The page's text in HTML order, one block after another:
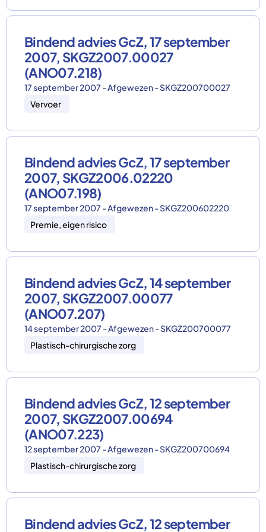
Bindend advies GcZ, 17 september
2007, SKGZ2007.00027
(ANO07.218)
17 september 2007 - Afgewezen - SKGZ200700027
Vervoer
Bindend advies GcZ, 17 september
2007, SKGZ2006.02220
(ANO07.198)
17 september 2007 - Afgewezen - SKGZ200602220
Premie, eigen risico
Bindend advies GcZ, 14 september
2007, SKGZ2007.00077
(ANO07.207)
14 september 2007 - Afgewezen - SKGZ200700077
Plastisch-chirurgische zorg
Bindend advies GcZ, 12 september
2007, SKGZ2007.00694
(ANO07.223)
12 september 2007 - Afgewezen - SKGZ200700694
Plastisch-chirurgische zorg
Bindend advies GcZ, 12 september